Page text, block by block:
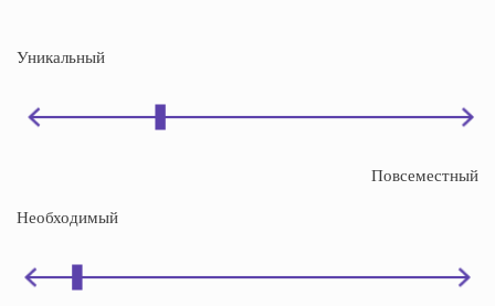
Уникальный
Повсеместный
Необходимый